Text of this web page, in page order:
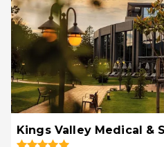
Kings Valley Medical &